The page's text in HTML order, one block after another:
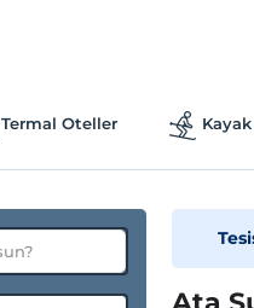
Termal Oteller